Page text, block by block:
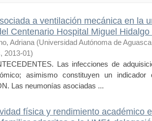
a ventilación mecánica en la
Centenario Hospital Miguel
Adriana (Universidad Autónoma de
, 2013-01)
Las infecciones de
asimismo constituyen un
Las neumonías asociadas ...
física y rendimiento académico